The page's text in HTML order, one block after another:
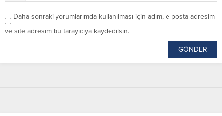
Daha sonraki yorumlarımda kullanılması için adım, e-posta adresim
ve site adresim bu tarayıcıya kaydedilsin.